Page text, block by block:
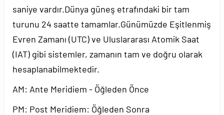
saniye vardır.Dünya güneş etrafındaki bir tam
turunu 24 saatte tamamlar.Günümüzde Eşitlenmiş
Evren Zamanı (UTC) ve Uluslararası Atomik Saat
(IAT) gibi sistemler, zamanın tam ve doğru olarak
hesaplanabilmektedir.
AM: Ante Meridiem - Öğleden Önce
PM: Post Meridiem: Öğleden Sonra